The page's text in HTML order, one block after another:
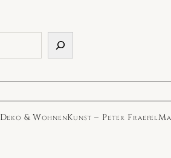
Deko & WohnenKunst – Peter Fraefel